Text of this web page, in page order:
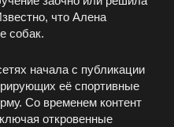
что Алена
собак.
начала с публикации
её спортивные
Со временем контент
откровенные